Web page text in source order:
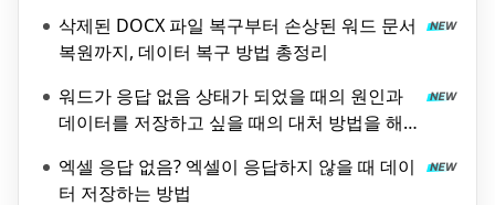
삭제된 DOCX 파일 복구부터 손상된 워드 문서
복원까지, 데이터 복구 방법 총정리
워드가 응답 없음 상태가 되었을 때의 원인과
데이터를 저장하고 싶을 때의 대처 방법을 해
엑셀 응답 없음? 엑셀이 응답하지 않을 때 데이
터 저장하는 방법